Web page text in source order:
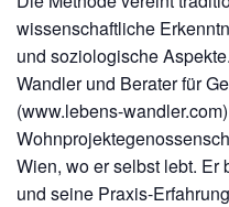
wissenschaftliche Erkennt
und soziologische
Wandler und Berater für
(www.lebens-wandler.com
Wohnprojektege
Wien, wo er selbst lebt. Er
und seine Praxis-